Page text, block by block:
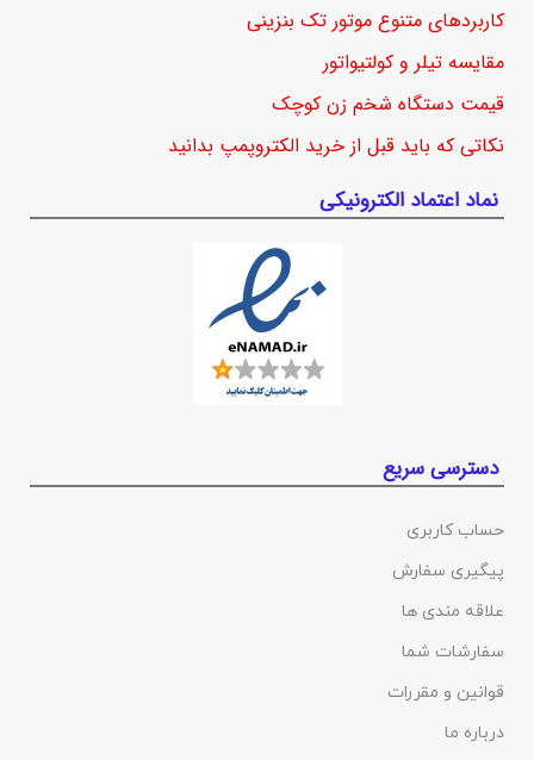
کاربردهای متنوع موتور تک بنزینی
مقایسه تیلر و کولتیواتور
قیمت دستگاه شخم زن کوچک
نکاتی که باید قبل از خرید الکتروپمپ بدانید
نماد اعتماد الکترونیکی
دسترسی سریع
حساب کاربری
پیگیری سفارش
علاقه مندی ها
سفارشات شما
قوانین و مقررات
درباره ما